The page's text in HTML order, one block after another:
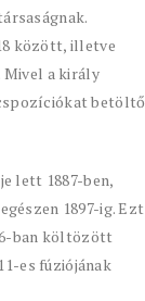
között, illetve
Mivel a király
betöltő
lett 1887-ben,
1897-ig. Ezt
ban költözött
es fúziójának